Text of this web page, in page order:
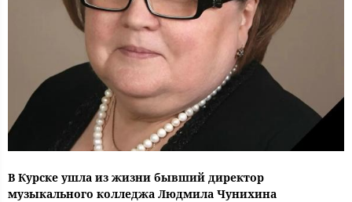
В Курске ушла из жизни бывший директор
музыкального колледжа Людмила Чунихина